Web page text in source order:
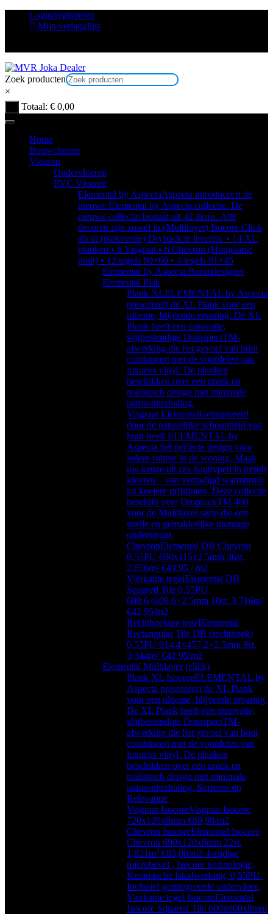
Login/registreren
Mijn verlanglijst
Zoek producten
×
Totaal: € 0,00
Home
Bouwchemie
Vloeren
Ondervloeren
PVC Vloeren
Elemental by AspectaAspecta introduceert de
nieuwe Elemental by Aspecta collectie. De
nieuwe collectie bestaat uit 42 items. Alle
decoren zijn zowel in (Multilayer) Isocore Click
als in (plakversie) Dryback te leveren. • 14 XL
planken • 6 Visgraat • 6 Chevron (Hongaarse
punt) • 12 tegels 60×60 • 4 tegels 91×45
Elemental by Aspecta Roomdesigner
Elemental Plak
Plank XLELEMENTAL by Aspecta
presenteert de XL Plank voor een
ultieme, blijvende ervaring. De XL
Plank heeft een innovatie,
slijtbestendige DuraspectTM-
afwerking die het gevoel van hout
combineert met de voordelen van
luxueus vinyl. De planken
beschikken over een uniek en
realistisch design met minimale
patroonherhaling.
Visgraat ElementalGeïnspireerd
door de natuurlijke schoonheid van
hout heeft ELEMENTAL by
Aspecta het perfecte design voor
iedere ruimte in de woning. Maak
uw keuze uit zes houttypen in trendy
kleuren – van verzadigd warmbruin
tot koelere grijstinten. Deze collectie
beschikt over DroplockTM 400
voor de Multilayer serie die een
snelle en gemakkelijke montage
ondersteunt.
ChevronElemental DB Chevron
0,55PU 690x115x2,5mm 36st.
2,856m² €49,95 / m2
Vierkante tegelElemental DB
Squared Tile 0,55PU
609,6×609,6×2,5mm 10st. 3,716m²
€42,95/m2
Rechthoekige tegelElemental
Rectangular Tile DB (rechthoek)
0,55PU 914,4×457,2×2,5mm 8st.
3,344m² €42,95/m2
Elemental Multilayer (click)
Plank XL IsocoreELEMENTAL by
Aspecta presenteert de XL Plank
voor een ultieme, blijvende ervaring.
De XL Plank heeft een innovatie,
slijtbestendige DuraspectTM-
afwerking die het gevoel van hout
combineert met de voordelen van
luxueus vinyl. De planken
beschikken over een uniek en
realistisch design met minimale
patroonherhaling. Sorteren op
Relevantie
Visgraat IsocoreVisgraat Isocore
720x120x8mm €69,98/m2
Chevron IsocoreElemental Isocore
Chevron 690x120x8mm 22st.
1,821m² €85,00/m2 4-zijdige
microbevel , Isocore technologie,
Keramische lakafwerking, 0,55PU.
Inclusief geïntegreerde ondervloer.
Vierkante tegel IsocoreElemental
Isocore Squared Tile 600x600x8mm